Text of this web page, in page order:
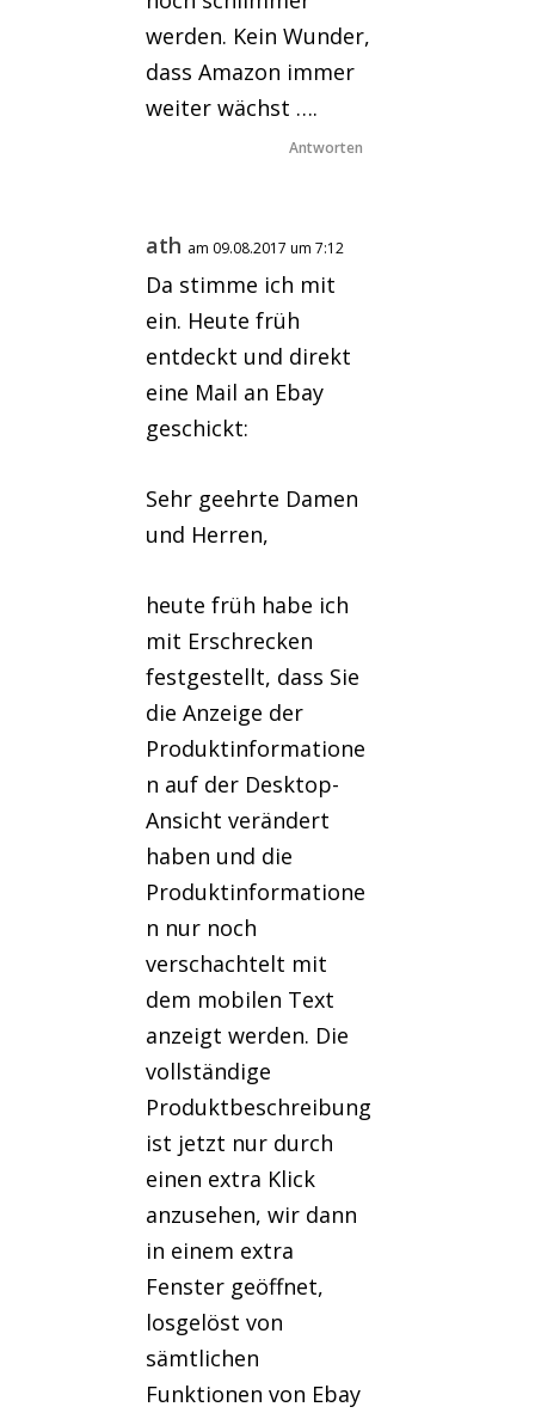
werden. Kein Wunder,
dass Amazon immer
weiter wächst ….
Antworten
ath am 09.08.2017 um 7:12
Da stimme ich mit
ein. Heute früh
entdeckt und direkt
eine Mail an Ebay
geschickt:
Sehr geehrte Damen
und Herren,
heute früh habe ich
mit Erschrecken
festgestellt, dass Sie
die Anzeige der
Produktinformatione
n auf der Desktop-
Ansicht verändert
haben und die
Produktinformatione
n nur noch
verschachtelt mit
dem mobilen Text
anzeigt werden. Die
vollständige
Produktbeschreibung
ist jetzt nur durch
einen extra Klick
anzusehen, wir dann
in einem extra
Fenster geöffnet,
losgelöst von
sämtlichen
Funktionen von Ebay